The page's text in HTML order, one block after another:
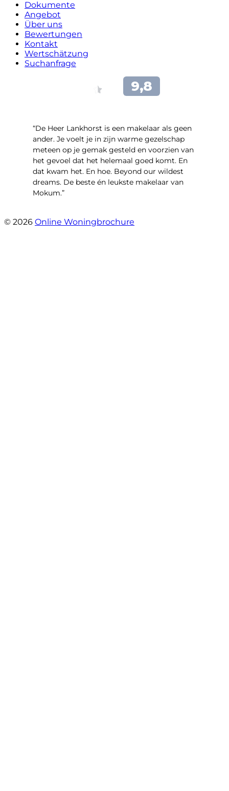
Dokumente
Angebot
Über uns
Bewertungen
Kontakt
Wertschätzung
Suchanfrage
“De Heer Lankhorst is een makelaar als geen
ander. Je voelt je in zijn warme gezelschap
meteen op je gemak gesteld en voorzien van
het gevoel dat het helemaal goed komt. En
dat kwam het. En hoe. Beyond our wildest
dreams. De beste én leukste makelaar van
Mokum.”
© 2026 Online Woningbrochure